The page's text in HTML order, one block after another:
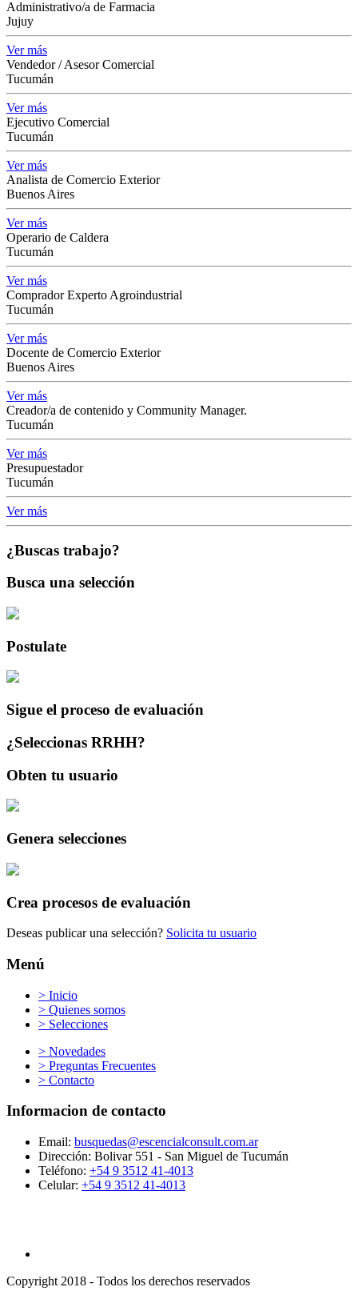
Administrativo/a de Farmacia
Jujuy
Ver más
Vendedor / Asesor Comercial
Tucumán
Ver más
Ejecutivo Comercial
Tucumán
Ver más
Analista de Comercio Exterior
Buenos Aires
Ver más
Operario de Caldera
Tucumán
Ver más
Comprador Experto Agroindustrial
Tucumán
Ver más
Docente de Comercio Exterior
Buenos Aires
Ver más
Creador/a de contenido y Community Manager.
Tucumán
Ver más
Presupuestador
Tucumán
Ver más
¿Buscas trabajo?
Busca una selección
Postulate
Sigue el proceso de evaluación
¿Seleccionas RRHH?
Obten tu usuario
Genera selecciones
Crea procesos de evaluación
Deseas publicar una selección? Solicita tu usuario
Menú
> Inicio
> Quienes somos
> Selecciones
> Novedades
> Preguntas Frecuentes
> Contacto
Informacion de contacto
Email: busquedas@escencialconsult.com.ar
Dirección: Bolivar 551 - San Miguel de Tucumán
Teléfono: +54 9 3512 41-4013
Celular: +54 9 3512 41-4013
Copyright 2018 - Todos los derechos reservados